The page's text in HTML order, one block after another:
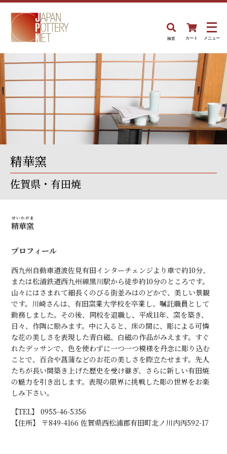
検索 カート メニュー
精華窯
佐賀県・有田焼
精華窯
せいかがま
プロフィール
西九州自動車道波佐見有田インターチェンジより車で約10分、
または松浦鉄道西九州線黒川駅から徒歩約10分のところです。
山々にはさまれて細長くのびる街並みはのどかで、美しい景観
です。川崎さんは、有田窯業大学校を卒業し、嘱託職員として
勤務しました。その後、同校を退職し、平成11年、窯を築き、
日々、作陶に励みます。中に入ると、床の間に、彫による可憐
な花の美しさを表現した青白磁、白磁の作品がみえます。すぐ
れたデッサンで、色を使わずに一つ一つ模様を丹念に彫り込む
ことで、百合や菖蒲などのお花の美しさを際立たせます。先人
たちが長い間築き上げた歴史を受け継ぎ、さらに新しい有田焼
の魅力を引き出します。表現の限界に挑戦した彫の世界をお楽
しみ下さい。
【TEL】 0955-46-5356
【住所】 〒849-4166 佐賀県西松浦郡有田町北ノ川内丙592-17